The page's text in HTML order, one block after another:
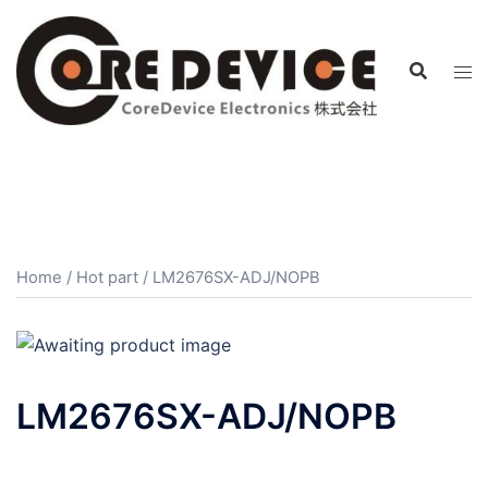
Home / Hot part / LM2676SX-ADJ/NOPB
LM2676SX-ADJ/NOPB